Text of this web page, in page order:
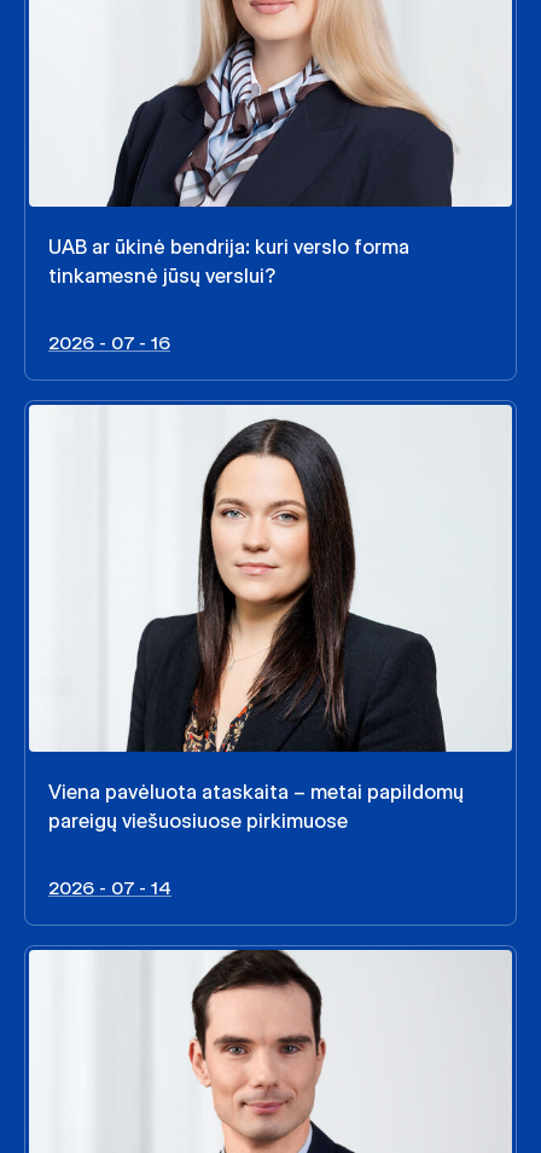
UAB ar ūkinė bendrija: kuri verslo forma
tinkamesnė jūsų verslui?
2026 - 07 - 16
Viena pavėluota ataskaita – metai papildomų
pareigų viešuosiuose pirkimuose
2026 - 07 - 14